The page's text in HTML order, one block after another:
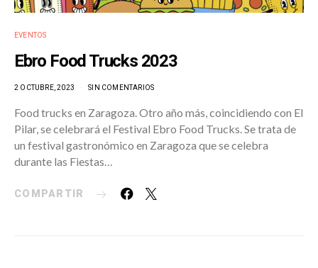
EVENTOS
Ebro Food Trucks 2023
2 OCTUBRE, 2023 SIN COMENTARIOS
Food trucks en Zaragoza. Otro año más, coincidiendo con El
Pilar, se celebrará el Festival Ebro Food Trucks. Se trata de
un festival gastronómico en Zaragoza que se celebra
durante las Fiestas…
COMPARTIR